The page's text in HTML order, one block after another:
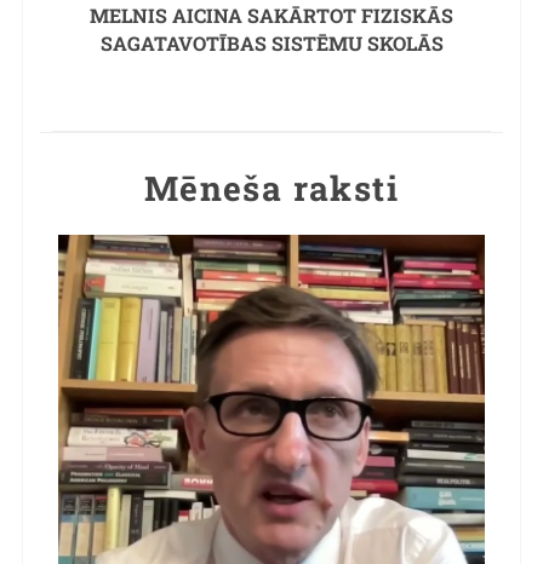
MELNIS AICINA SAKĀRTOT FIZISKĀS
SAGATAVOTĪBAS SISTĒMU SKOLĀS
Mēneša raksti